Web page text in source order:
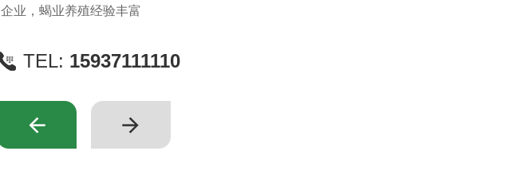
企业，蝎业养殖经验丰富
TEL: 15937111110